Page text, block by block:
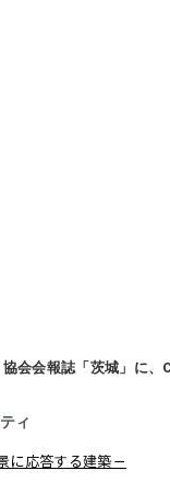
会会報誌「茨城」に
ィ
に応答する建築－